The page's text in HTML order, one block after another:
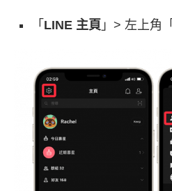
「 LINE 主頁 」> 左上角「